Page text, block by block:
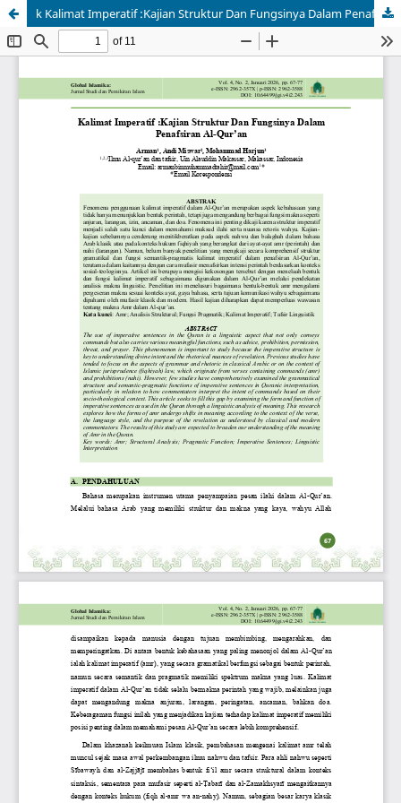
k Kalimat Imperatif :Kajian Struktur Dan Fungsinya Dalam Penafsiran Al-Qur’an